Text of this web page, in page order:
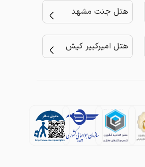
هتل جنت مشهد
هتل امیرکبیر کیش